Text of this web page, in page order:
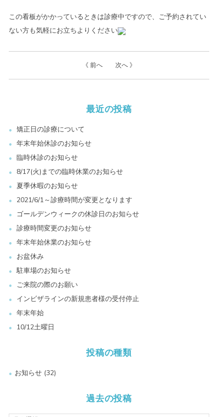
この看板がかかっているときは診療中ですので、ご予約されてい
ない方も気軽にお立ちよりください
《 前へ 次へ 》
最近の投稿
矯正日の診療について
年末年始休診のお知らせ
臨時休診のお知らせ
8/17(火)までの臨時休業のお知らせ
夏季休暇のお知らせ
2021/6/1～診療時間が変更となります
ゴールデンウィークの休診日のお知らせ
診療時間変更のお知らせ
年末年始休業のお知らせ
お盆休み
駐車場のお知らせ
ご来院の際のお願い
インビザラインの新規患者様の受付停止
年末年始
10/12土曜日
投稿の種類
お知らせ (32)
過去の投稿